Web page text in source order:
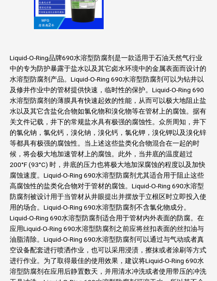
Liquid-O-Ring品牌690水溶型防腐剂是一款适用于石油天然气行业
中的专为防护暴露于盐水以及其它卤水环境中的金属表面而设计的
水溶型防腐剂产品。Liquid-O-Ring 690水溶型防腐剂可以为钻井以
及修井作业中的管材提供快速，临时性的保护。Liquid-O-Ring 690
水溶型防腐剂的薄膜具有快速起效的性能，从而可以极大地阻止盐
水以及其它含盐化合物如氯化物和溴化物等在管材上的腐蚀。据有
关文件记载，井下的常规盐水具有极强的腐蚀性。众所周知，井下
的氯化钠，氯化钙，溴化钠，溴化钙，氯化钾，溴化钾以及溴化锌
等都具有极强的腐蚀性。当上述这些盐类化合物混合在一起的时
候，将会极大地加速管材上的腐蚀。此外，当井底的温度超过
200°F (93°C) 时，井底的压力也将极大地加深腐蚀的程度以及加快
腐蚀速度。Liquid-O-Ring 690水溶型防腐剂尤其适合用于阻止这些
高腐蚀性的盐类化合物对于管材的腐蚀。Liquid-O-Ring 690水溶型
防腐剂被设计用于当管材从井眼提出并摆放于立根区时立即投入使
用的场合。Liquid-O-Ring 690水溶型防腐剂不含氯化物成分。
Liquid-O-Ring 690水溶型防腐剂适合用于管材内外表面的防腐。在
应用Liquid-O-Ring 690水溶型防腐剂之前应将丝扣表面的丝扣油与
油脂清除。Liquid-O-Ring 690水溶型防腐剂可以通过与气动或者真
空设备配套进行喷洒作业，也可以采用浸渍，擦抹或者涂刷等方式
进行作业。为了取得最佳的使用效果，建议将Liquid-O-Ring 690水
溶型防腐剂在应用后静置数天，并用清水冲洗或者使用带压的冲洗